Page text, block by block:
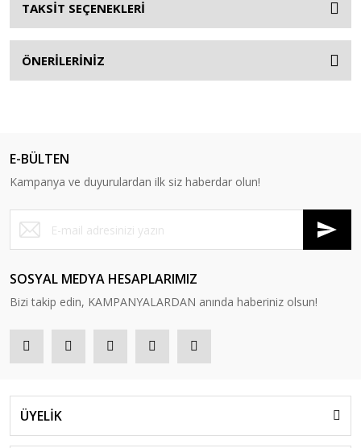
TAKSİT SEÇENEKLERİ
ÖNERİLERİNİZ
E-BÜLTEN
Kampanya ve duyurulardan ilk siz haberdar olun!
SOSYAL MEDYA HESAPLARIMIZ
Bizi takip edin, KAMPANYALARDAN anında haberiniz olsun!
ÜYELİK